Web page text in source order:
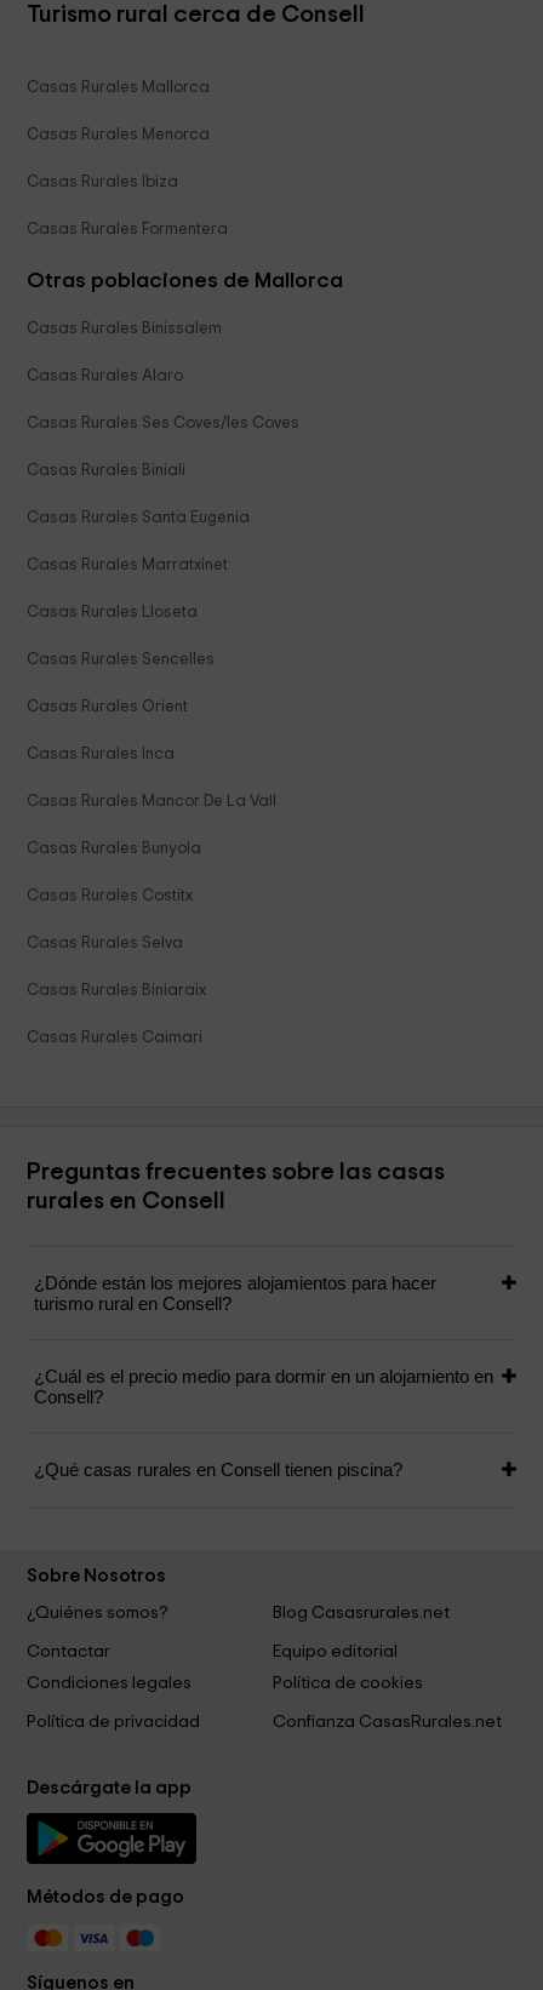
Turismo rural cerca de Consell
Casas Rurales Mallorca
Casas Rurales Menorca
Casas Rurales Ibiza
Casas Rurales Formentera
Otras poblaciones de Mallorca
Casas Rurales Binissalem
Casas Rurales Alaro
Casas Rurales Ses Coves/les Coves
Casas Rurales Biniali
Casas Rurales Santa Eugenia
Casas Rurales Marratxinet
Casas Rurales Lloseta
Casas Rurales Sencelles
Casas Rurales Orient
Casas Rurales Inca
Casas Rurales Mancor De La Vall
Casas Rurales Bunyola
Casas Rurales Costitx
Casas Rurales Selva
Casas Rurales Biniaraix
Casas Rurales Caimari
Preguntas frecuentes sobre las casas
rurales en Consell
¿Dónde están los mejores alojamientos para hacer
turismo rural en Consell?
¿Cuál es el precio medio para dormir en un alojamiento en
Consell?
¿Qué casas rurales en Consell tienen piscina?
Sobre Nosotros
¿Quiénes somos?
Blog Casasrurales.net
Contactar
Equipo editorial
Condiciones legales
Política de cookies
Política de privacidad Confianza CasasRurales.net
Descárgate la app
Métodos de pago
Síguenos en